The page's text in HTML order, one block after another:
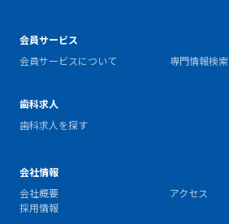
会員サービス
会員サービスについて
専門情報検索
歯科求人
歯科求人を探す
会社情報
会社概要
アクセス
採用情報